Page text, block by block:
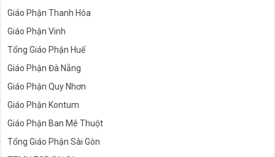
Giáo Phận Thanh Hóa
Giáo Phận Vinh
Tổng Giáo Phận Huế
Giáo Phận Đà Nẵng
Giáo Phận Quy Nhơn
Giáo Phận Kontum
Giáo Phận Ban Mê Thuột
Tổng Giáo Phận Sài Gòn